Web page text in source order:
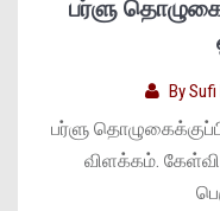
பர்ளு
BySufi
பர்ளு
விளக்கம்.